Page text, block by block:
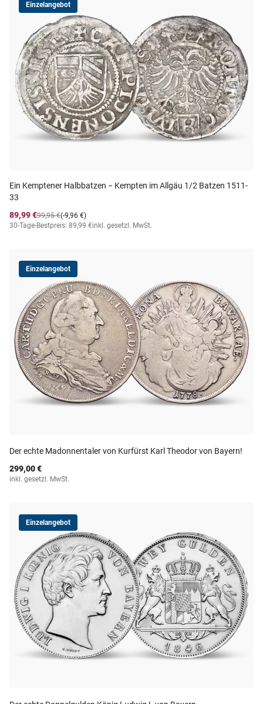
Einzelangebot
Ein Kemptener Halbbatzen − Kempten im Allgäu 1/2 Batzen 1511-
33
89,99 €
(-9,96 €)
99,95 €
30-Tage-Bestpreis: 89,99 €inkl. gesetzl. MwSt.
Einzelangebot
Der echte Madonnentaler von Kurfürst Karl Theodor von Bayern!
299,00 €
inkl. gesetzl. MwSt.
Einzelangebot